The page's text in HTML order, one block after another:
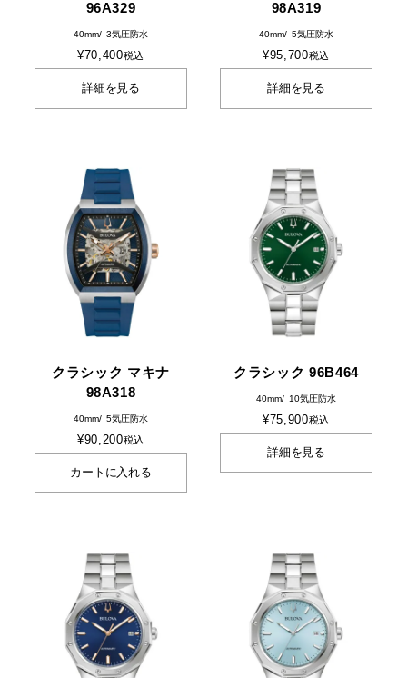
96A329
40mm 3気圧防水
¥70,400税込
詳細を見る
98A319
40mm 5気圧防水
¥95,700税込
詳細を見る
クラシック マキナ
98A318
40mm 5気圧防水
¥90,200税込
カートに入れる
クラシック 96B464
40mm 10気圧防水
¥75,900税込
詳細を見る